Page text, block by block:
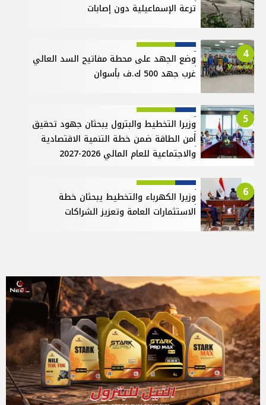
ترعة الإسماعيلية دون إصابات
4
وضع الجهد على محطة مفاتيح السد العالي
غرب جهد 500 ك.ف بأسوان
5
وزيرا التخطيط والبترول يبحثان جهود تحقيق
أمن الطاقة ضمن خطة التنمية الاقتصادية
والاجتماعية للعام المالي 2026-2027
6
وزيرا الكهرباء والتخطيط يبحثان خطة
الاستثمارات العامة وتعزيز الشراكات